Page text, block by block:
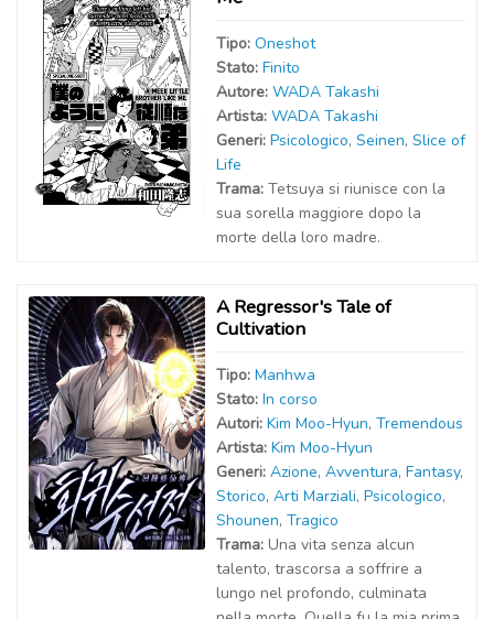
Tipo: Oneshot
Stato: Finito
Autore: WADA Takashi
Artista: WADA Takashi
Generi: Psicologico, Seinen, Slice of
Life
Trama: Tetsuya si riunisce con la
sua sorella maggiore dopo la
morte della loro madre.
A Regressor's Tale of
Cultivation
Tipo: Manhwa
Stato: In corso
Autori: Kim Moo-Hyun, Tremendous
Artista: Kim Moo-Hyun
Generi: Azione, Avventura, Fantasy,
Storico, Arti Marziali, Psicologico,
Shounen, Tragico
Trama: Una vita senza alcun
talento, trascorsa a soffrire a
lungo nel profondo, culminata